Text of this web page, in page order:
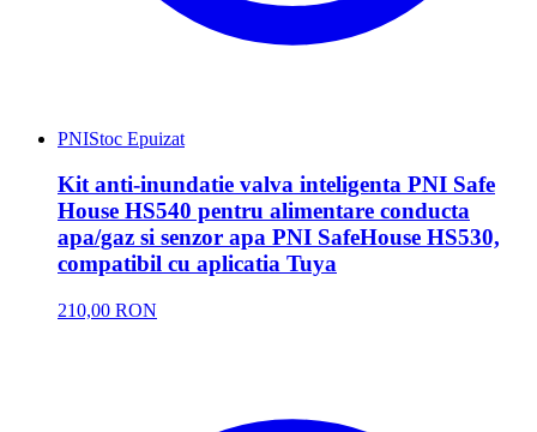
PNIStoc Epuizat
Kit anti-inundatie valva inteligenta PNI Safe
House HS540 pentru alimentare conducta
apa/gaz si senzor apa PNI SafeHouse HS530,
compatibil cu aplicatia Tuya
210,00 RON